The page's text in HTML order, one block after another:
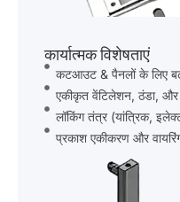
कार्यात्मक विशेषताएं
कटआउट & पैनलों के लिए
एकीकृत वेंटिलेशन, ठंडा,
लॉकिंग तंत्र (यांत्रिक,
प्रकाश एकीकरण और